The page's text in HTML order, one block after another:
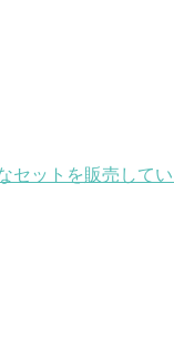
セットを販売して